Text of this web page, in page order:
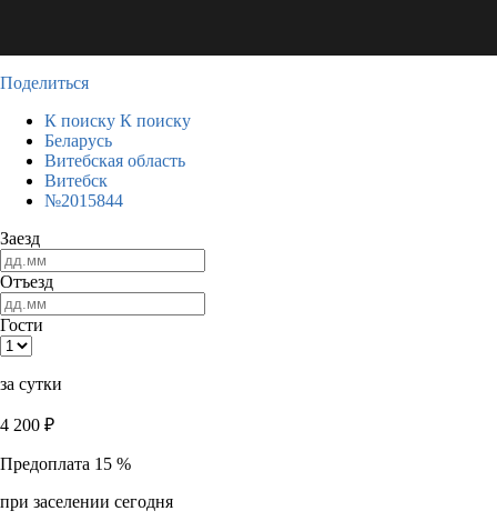
Поделиться
К поиску К поиску
Беларусь
Витебская область
Витебск
№2015844
Заезд
Отъезд
Гости
за сутки
4 200 ₽
Предоплата 15 %
при заселении сегодня